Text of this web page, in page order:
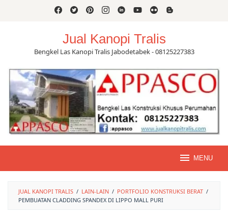
Jual Kanopi Tralis
Bengkel Las Kanopi Tralis Jabodetabek - 08125227383
MENU
JUAL KANOPI TRALIS / LAIN-LAIN / PORTFOLIO KONSTRUKSI BERAT /
PEMBUATAN CLADDING SPANDEX DI LIPPO MALL PURI